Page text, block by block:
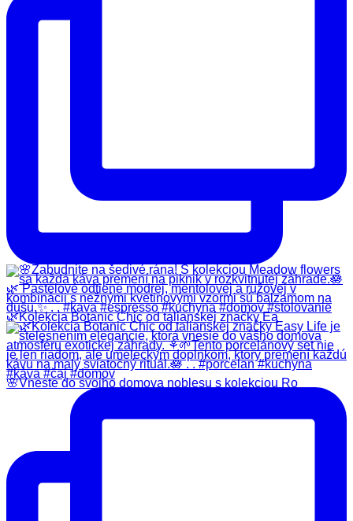
🌿Kolekcia Botanic Chic od talianskej značky Ea
🌸Vneste do svojho domova noblesu s kolekciou Ro